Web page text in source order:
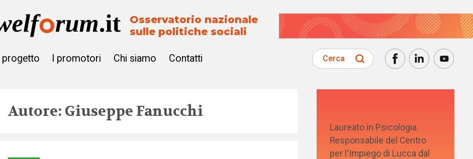
Osservatorio nazionale
sulle politiche sociali
Il progetto I promotori Chi siamo Contatti Cerca
Autore: Giuseppe Fanucchi
Laureato in Psicologia.
Responsabile del Centro
per l'Impiego di Lucca dal